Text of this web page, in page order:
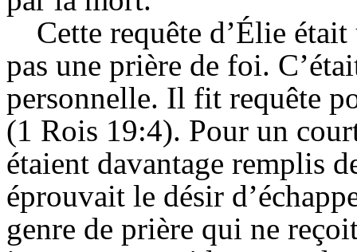
Cette requête d’Élie
pas une prière de foi.
personnelle. Il fit requête
(1 Rois 19:4). Pour un
étaient davantage remplis
éprouvait le désir
genre de prière qui ne